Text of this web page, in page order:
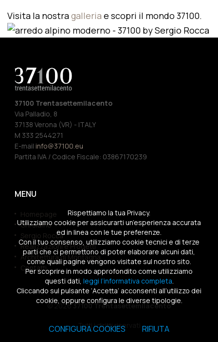
Visita la nostragalleria e scopri il mondo 37100.
37100 Trentasettemilacento
Via Palladio, 8
37138 Verona (VR) - ITALY
M 333 2544271
E-mail info@37100.eu
Partita IVA / Codice Fiscale: 03867170239
MENU
Homepage
Chi siamo
Sergio Rocca
Realizzazioni e Progetti
Architettura di Montagna
Contatti
© 202637100 Trentasettemilacento
Tutti i diritti riservati
Rispettiamo la tua Privacy.
Utilizziamo cookie per assicurarti un’esperienza accurata
ed in linea con le tue preferenze.
Con il tuo consenso, utilizziamo cookie tecnici e di terze
parti che ci permettono di poter elaborare alcuni dati,
come quali pagine vengono visitate sul nostro sito.
Per scoprire in modo approfondito come utilizziamo
questi dati, leggi l’informativa completa.
Cliccando sul pulsante ‘Accetta’ acconsenti all’utilizzo dei
cookie, oppure configura le diverse tipologie.
CONFIGURA COOKIES RIFIUTA